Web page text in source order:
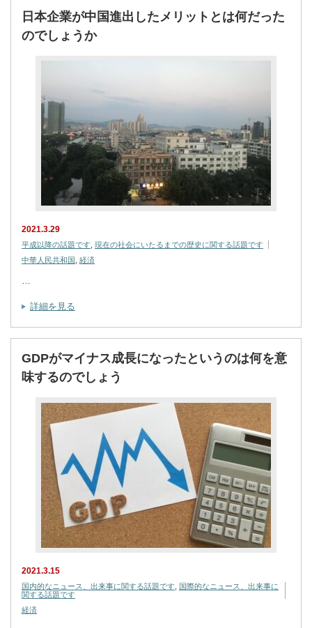
日本企業が中国進出したメリットとは何だった
のでしょうか
2021.3.29
平成以降の話題です 現在の社会にいたるまでの歴史に関する話題です
中華人民共和国 経済
詳細を見る
GDPがマイナス成長になったというのは何を意
味するのでしょう
2021.3.15
国内的なニュース、出来事に関する話題です
国際的なニュース、出来事に
関する話題です
経済